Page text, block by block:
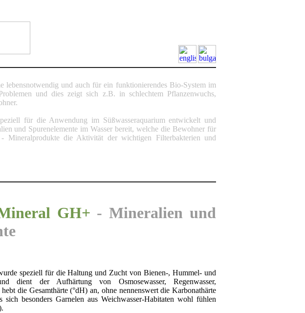
lebensnotwendig und auch für ein funktionierendes Bio-System im
und dies zeigt sich z.B. in schlechtem Pflanzenwuchs,
für die Anwendung im Süßwasseraquarium entwickelt und
und Spurenelemente im Wasser bereit, welche die Bewohner für
- Mineralprodukte die Aktivität der wichtigen Filterbakterien und
GH+ - Mineralien und
speziell für die Haltung und Zucht von Bienen-, Hummel- und
dient der Aufhärtung von Osmosewasser, Regenwasser,
die Gesamthärte (°dH) an, ohne nennenswert die Karbonathärte
sich besonders Garnelen aus Weichwasser-Habitaten wohl fühlen